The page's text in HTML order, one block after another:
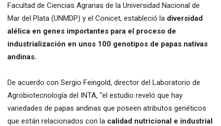
Facultad de Ciencias Agrarias de la Universidad Nacional de
Mar del Plata (UNMDP) y el Conicet, estableció la diversidad
alélica en genes importantes para el proceso de
industrialización en unos 100 genotipos de papas nativas
andinas.
De acuerdo con Sergio Feingold, director del Laboratorio de
Agrobiotecnología del INTA, “el estudio reveló que hay
variedades de papas andinas que poseen atributos genéticos
que están relacionados con la calidad nutricional e industrial